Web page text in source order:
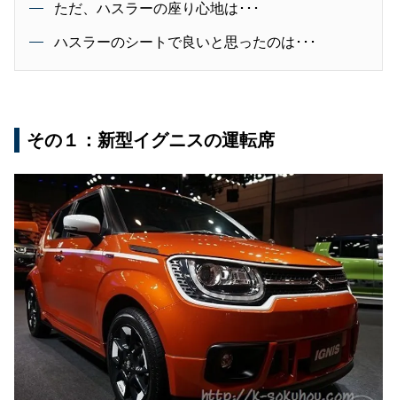
ただ、ハスラーの座り心地は･･･
ハスラーのシートで良いと思ったのは･･･
その１：新型イグニスの運転席